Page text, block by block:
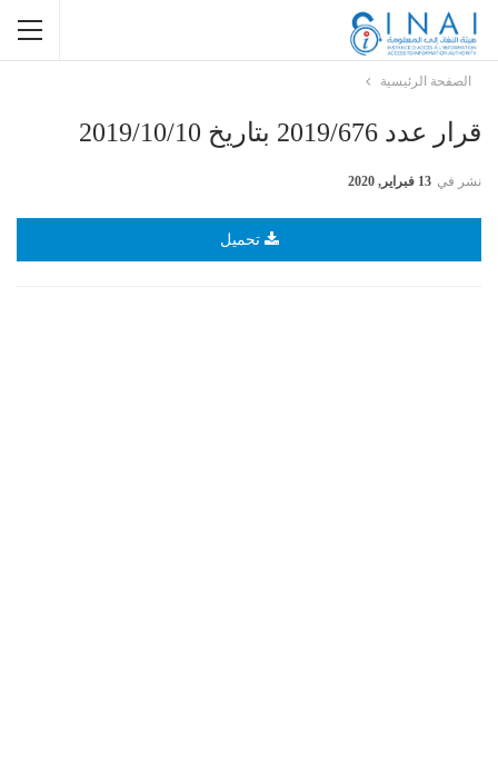
الصفحة الرئيسية
قرار عدد 2019/676 بتاريخ 2019/10/10
نشر في 13 فبراير, 2020
تحميل